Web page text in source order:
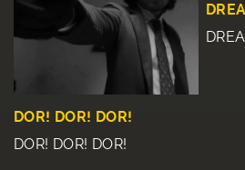
DOR! DOR! DOR!
DOR! DOR! DOR!